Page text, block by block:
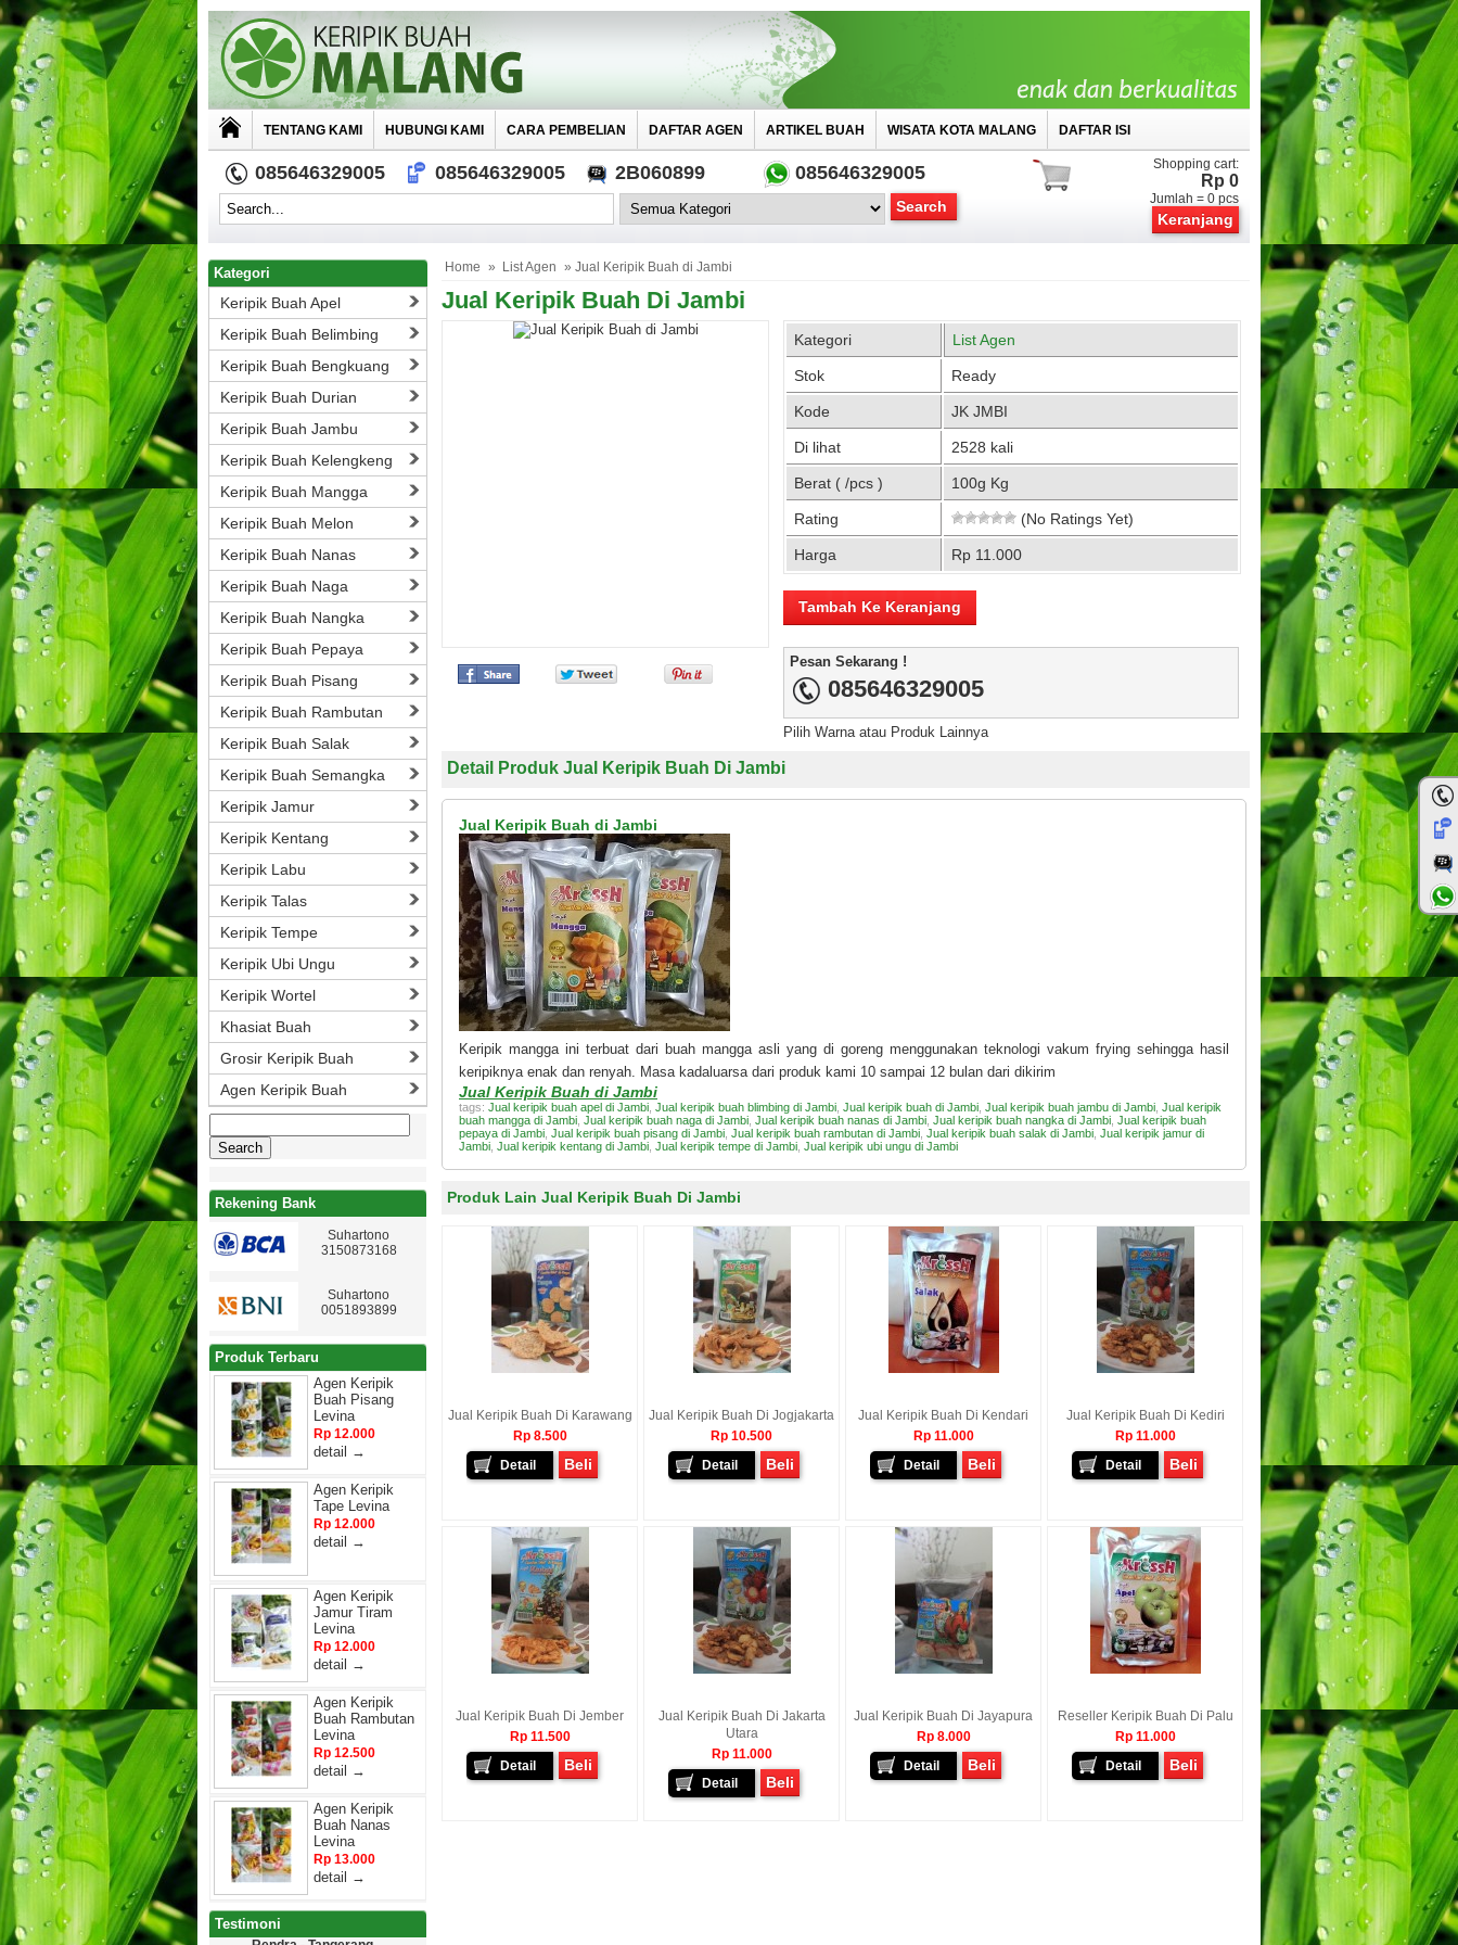
TENTANG KAMI HUBUNGI KAMI CARA PEMBELIAN DAFTAR AGEN ARTIKEL BUAH WISATA KOTA MALANG DAFTAR ISI
Shopping cart:
Rp 0
Jumlah = 0 pcs
Keranjang
085646329005 085646329005 2B060899 085646329005
Home » List Agen » Jual Keripik Buah di Jambi
Jual Keripik Buah Di Jambi
Kategori List Agen
Stok Ready
Kode JK JMBI
Di lihat 2528 kali
Berat ( /pcs ) 100g Kg
Rating (No Ratings Yet)
Harga Rp 11.000
Pesan Sekarang !
085646329005
Pilih Warna atau Produk Lainnya
Detail Produk Jual Keripik Buah Di Jambi
Jual Keripik Buah di Jambi
Keripik mangga ini terbuat dari buah mangga asli yang di goreng menggunakan teknologi vakum frying sehingga hasil
keripiknya enak dan renyah. Masa kadaluarsa dari produk kami 10 sampai 12 bulan dari dikirim
Jual Keripik Buah di Jambi
tags: Jual keripik buah apel di Jambi Jual keripik buah blimbing di Jambi Jual keripik buah di Jambi Jual keripik buah jambu di Jambi Jual keripik
buah mangga di Jambi Jual keripik buah naga di Jambi Jual keripik buah nanas di Jambi Jual keripik buah nangka di Jambi Jual keripik buah
pepaya di Jambi Jual keripik buah pisang di Jambi Jual keripik buah rambutan di Jambi Jual keripik buah salak di Jambi Jual keripik jamur di
Jambi Jual keripik kentang di Jambi Jual keripik tempe di Jambi Jual keripik ubi ungu di Jambi
Produk Lain Jual Keripik Buah Di Jambi
Jual Keripik Buah Di Karawang
Rp 8.500
Detail
Beli
Jual Keripik Buah Di Jogjakarta
Rp 10.500
Detail
Beli
Jual Keripik Buah Di Kendari
Rp 11.000
Detail
Beli
Jual Keripik Buah Di Kediri
Rp 11.000
Detail
Beli
Jual Keripik Buah Di Jember
Rp 11.500
Detail
Beli
Jual Keripik Buah Di Jakarta
Utara
Rp 11.000
Detail
Beli
Jual Keripik Buah Di Jayapura
Rp 8.000
Detail
Beli
Reseller Keripik Buah Di Palu
Rp 11.000
Detail
Beli
Kategori
Keripik Buah Apel
Keripik Buah Belimbing
Keripik Buah Bengkuang
Keripik Buah Durian
Keripik Buah Jambu
Keripik Buah Kelengkeng
Keripik Buah Mangga
Keripik Buah Melon
Keripik Buah Nanas
Keripik Buah Naga
Keripik Buah Nangka
Keripik Buah Pepaya
Keripik Buah Pisang
Keripik Buah Rambutan
Keripik Buah Salak
Keripik Buah Semangka
Keripik Jamur
Keripik Kentang
Keripik Labu
Keripik Talas
Keripik Tempe
Keripik Ubi Ungu
Keripik Wortel
Khasiat Buah
Grosir Keripik Buah
Agen Keripik Buah
for:
Rekening Bank
Suhartono
3150873168
Suhartono
0051893899
Produk Terbaru
Agen Keripik
Buah Pisang
Levina
Rp 12.000
detail →
Agen Keripik
Tape Levina
Rp 12.000
detail →
Agen Keripik
Jamur Tiram
Levina
Rp 12.000
detail →
Agen Keripik
Buah Rambutan
Levina
Rp 12.500
detail →
Agen Keripik
Buah Nanas
Levina
Rp 13.000
detail →
Testimoni